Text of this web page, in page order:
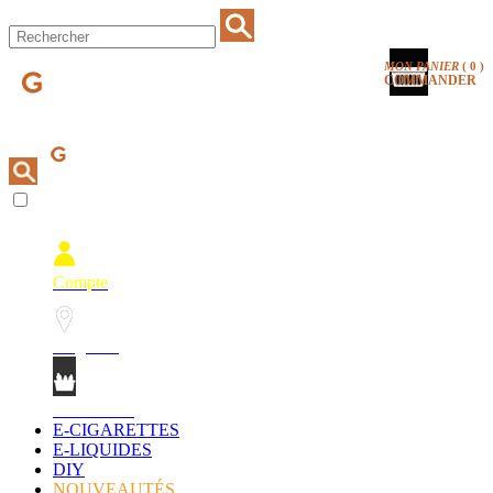
MON PANIER ( 0 )
COMMANDER
Compte
E-CIGARETTES
E-LIQUIDES
DIY
NOUVEAUTÉS